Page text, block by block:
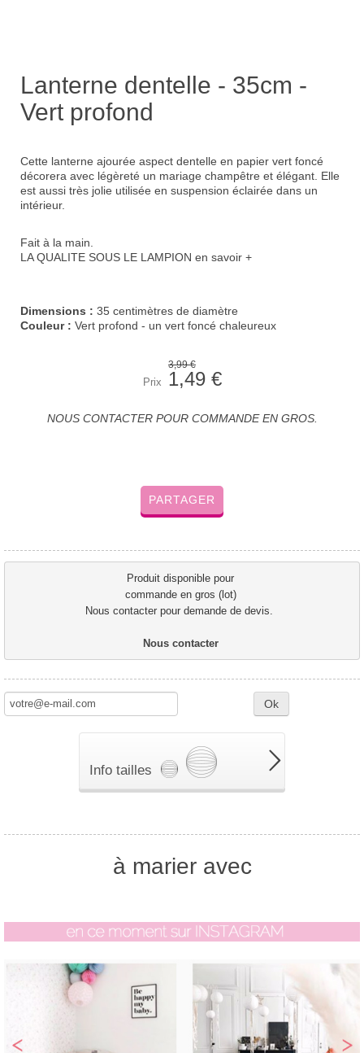
Lanterne dentelle - 35cm -
Vert profond
Cette lanterne ajourée aspect dentelle en papier vert foncé
décorera avec légèreté un mariage champêtre et élégant . Elle
est aussi très jolie utilisée en suspension éclairée dans un
intérieur.
Fait à la main.
LA QUALITE SOUS LE LAMPION en savoir +
Dimensions : 35 centimètres de diamètre
Couleur : Vert profond - un vert foncé chaleureux
3,99 €
Prix 1,49 €
NOUS CONTACTER POUR COMMANDE EN GROS.
PARTAGER
Produit disponible pour
commande en gros (lot)
Nous contacter pour demande de devis.
Nous contacter
Ok
Info tailles
à marier avec